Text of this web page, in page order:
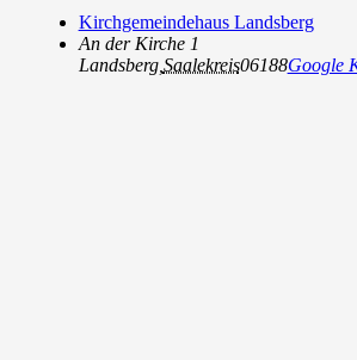
Kirchgemeindehaus Landsberg
An der Kirche 1
Landsberg, Saalekreis06188Google